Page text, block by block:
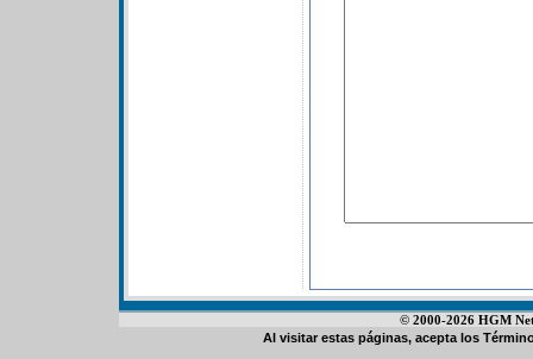
© 2000-2026 HGM
Al visitar estas páginas, acepta los